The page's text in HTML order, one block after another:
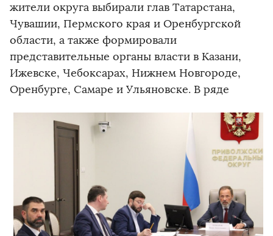
жители округа выбирали глав Татарстана,
Чувашии, Пермского края и Оренбургской
области, а также формировали
представительные органы власти в Казани,
Ижевске, Чебоксарах, Нижнем Новгороде,
Оренбурге, Самаре и Ульяновске. В ряде